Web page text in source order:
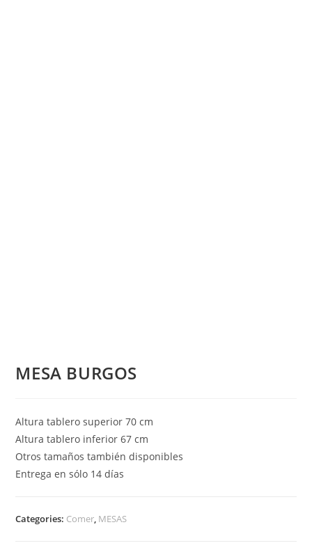
MESA BURGOS
Altura tablero superior 70 cm
Altura tablero inferior 67 cm
Otros tamaños también disponibles
Entrega en sólo 14 días
Categories: Comer MESAS